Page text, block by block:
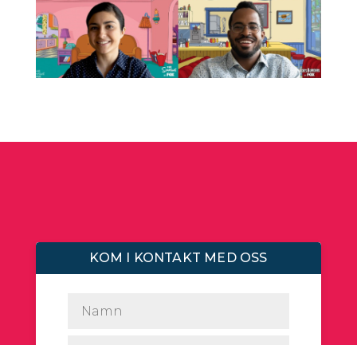
KOM I KONTAKT MED OSS